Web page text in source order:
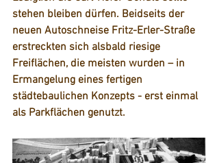
stehen bleiben dürfen. Beidseits der
neuen Autoschneise Fritz-Erler-Straße
erstreckten sich alsbald riesige
Freiflächen, die meisten wurden – in
Ermangelung eines fertigen
städtebaulichen Konzepts - erst einmal
als Parkflächen genutzt.